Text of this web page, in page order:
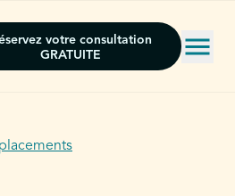
votre consultation
GRATUITE